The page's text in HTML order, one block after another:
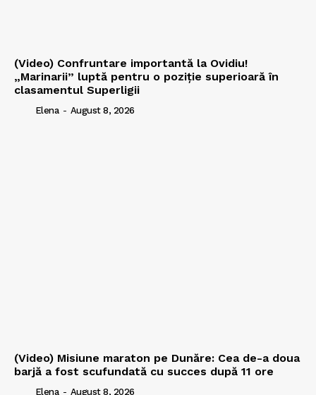
(Video) Confruntare importantă la Ovidiu!
„Marinarii” luptă pentru o poziție superioară în
clasamentul Superligii
Elena - August 8, 2026
(Video) Misiune maraton pe Dunăre: Cea de-a doua
barjă a fost scufundată cu succes după 11 ore
Elena - August 8, 2026